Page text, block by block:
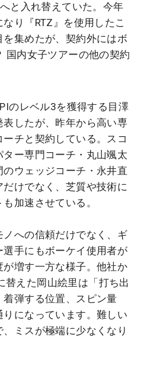
と入れ替えていた。今年
り『RTZ』を使用したこ
集めたが、契約外にはボ
国内女子ツアーの他の契約
のレベル3を獲得する目澤
したが、昨年から高い専
チと契約している。スコ
ー専門コーチ・丸山颯太
ウェッジコーチ・永井直
けでなく、芝質や技術に
加速させている。
への信頼だけでなく、ギ
手にもボーケイ使用者が
増す一方な様子。他社か
替えた岡山絵里は「打ち出
弾する位置、スピン量
になっています。難しい
ミスが極端に少なくなり